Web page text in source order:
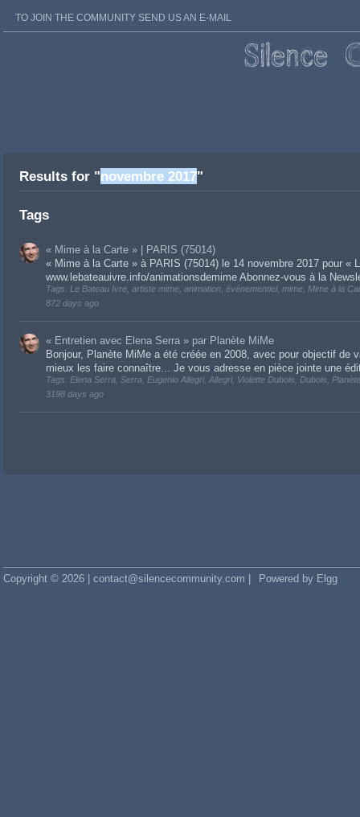
TO JOIN THE COMMUNITY SEND US AN E-MAIL
Results for "novembre 2017"
Tags
« Mime à la Carte » | PARIS (75014)
« Mime à la Carte » à PARIS (75014) le 14 novembre 2017 pour «
www.lebateauivre.info/animationsdemime Abonnez-vous à la
Tags: Le Bateau Ivre, artiste mime, animation, événementiel, mime, Mime à la
872 days ago
« Entretien avec Elena Serra » par Planète MiMe
Bonjour, Planète MiMe a été créée en 2008, avec pour objectif de
mieux les faire connaître... Je vous adresse en pièce jointe une
Tags: Elena Serra, Serra, Eugenio Allegri, Allegri, Violette Dubois, Dubois,
3198 days ago
Copyright © 2026 | contact@silencecommunity.com | Powered by Elgg